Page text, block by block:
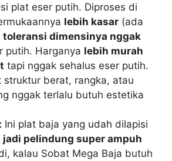
plat eser putih. Diproses di
lebih kasar (ada
toleransi dimensinya nggak
putih. Harganya lebih murah
tapi nggak sehalus eser putih.
struktur berat, rangka, atau
nggak terlalu butuh estetika
Ini plat baja yang udah dilapisi
jadi pelindung super ampuh
kalau Sobat Mega Baja butuh